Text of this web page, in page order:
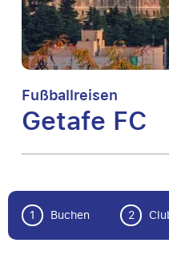
Fußballreisen
Getafe FC
1 Buchen 2